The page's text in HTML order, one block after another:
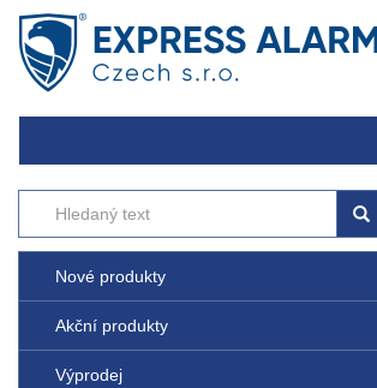
Nové produkty
Akční produkty
Výprodej